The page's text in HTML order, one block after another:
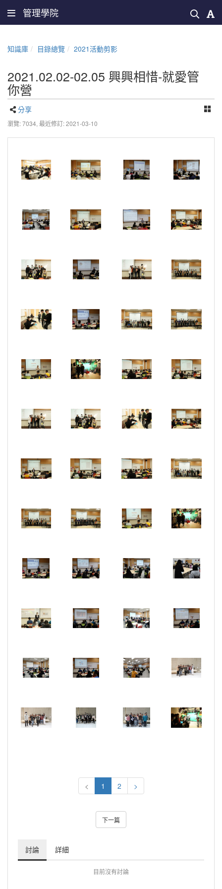
管理學院
知識庫 目錄總覽 2021活動剪影
2021.02.02-02.05 興興相惜-就愛管
你營
分享
瀏覽: 7034, 最近修訂: 2021-03-10
< 1 2 >
下一篇
討論 詳細
目前沒有討論